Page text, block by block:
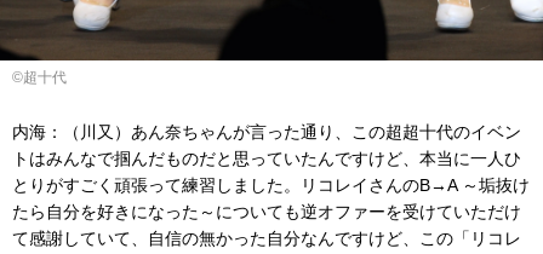
©超十代
内海：（川又）あん奈ちゃんが言った通り、この超超十代のイベン
トはみんなで掴んだものだと思っていたんですけど、本当に一人ひ
とりがすごく頑張って練習しました。リコレイさんのB→A ～垢抜け
たら自分を好きになった～についても逆オファーを受けていただけ
て感謝していて、自信の無かった自分なんですけど、この「リコレ